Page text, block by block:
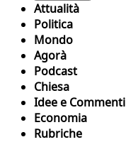
Attualità
Politica
Mondo
Agorà
Podcast
Chiesa
Idee e Commenti
Economia
Rubriche